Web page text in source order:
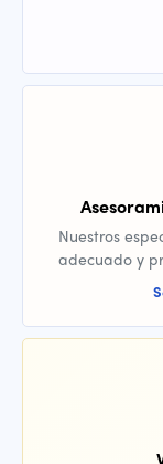
Nuestros
adecuado y